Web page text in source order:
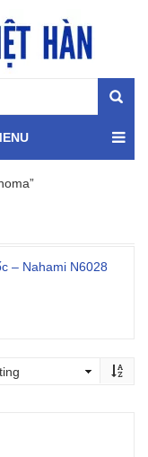
– Nahami N6028